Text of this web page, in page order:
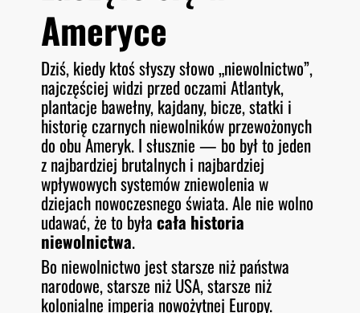
Ameryce
Dziś, kiedy ktoś słyszy słowo „niewolnictwo”,
najczęściej widzi przed oczami Atlantyk,
plantacje bawełny, kajdany, bicze, statki i
historię czarnych niewolników przewożonych
do obu Ameryk. I słusznie — bo był to jeden
z najbardziej brutalnych i najbardziej
wpływowych systemów zniewolenia w
dziejach nowoczesnego świata. Ale nie wolno
udawać, że to byłacała historia
niewolnictwa.
Bo niewolnictwo jest starsze niż państwa
narodowe, starsze niż USA, starsze niż
kolonialne imperia nowożytnej Europy.